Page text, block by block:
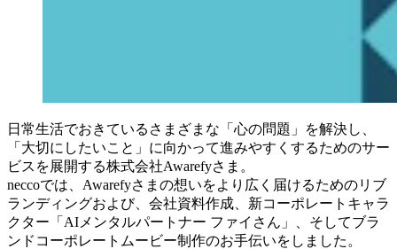
日常生活でおきているさまざまな「心の問題」を解決し、
「大切にしたいこと」に向かって進みやすくするためのサー
ビスを展開する株式会社Awarefyさま。
neccoでは、Awarefyさまの想いをより広く届けるためのリブ
ランディングおよび、会社資料作成、新コーポレートキャラ
クター「AIメンタルパートナー ファイさん」、そしてブラ
ンドコーポレートムービー制作のお手伝いをしました。